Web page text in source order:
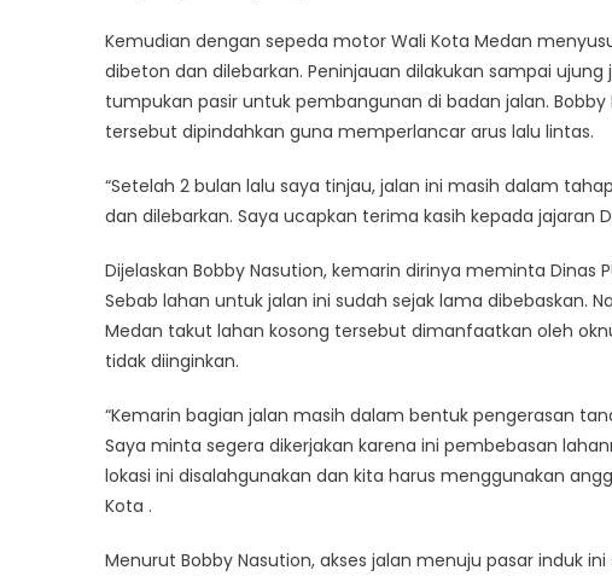
Kemudian dengan sepeda motor Wali Kota Medan
dibeton dan dilebarkan. Peninjauan dilakukan sampai
tumpukan pasir untuk pembangunan di badan jalan.
tersebut dipindahkan guna memperlancar arus lalu lintas.
“Setelah 2 bulan lalu saya tinjau, jalan ini masih dalam
dan dilebarkan. Saya ucapkan terima kasih kepada jajaran
Dijelaskan Bobby Nasution, kemarin dirinya meminta Dinas
Sebab lahan untuk jalan ini sudah sejak lama dibebaskan.
Medan takut lahan kosong tersebut dimanfaatkan oleh
tidak diinginkan.
“Kemarin bagian jalan masih dalam bentuk pengerasan
Saya minta segera dikerjakan karena ini pembebasan
lokasi ini disalahgunakan dan kita harus menggunakan
Kota .
Menurut Bobby Nasution, akses jalan menuju pasar induk